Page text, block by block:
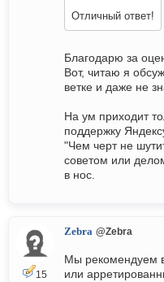
Отличный ответ!
Благодарю за
Вот, читаю я
ветке и даже не
На ум приходит
поддержку
"Чем черт не
советом или
в нос.
15
Zebra @Zebra
Мы рекомендуем
или